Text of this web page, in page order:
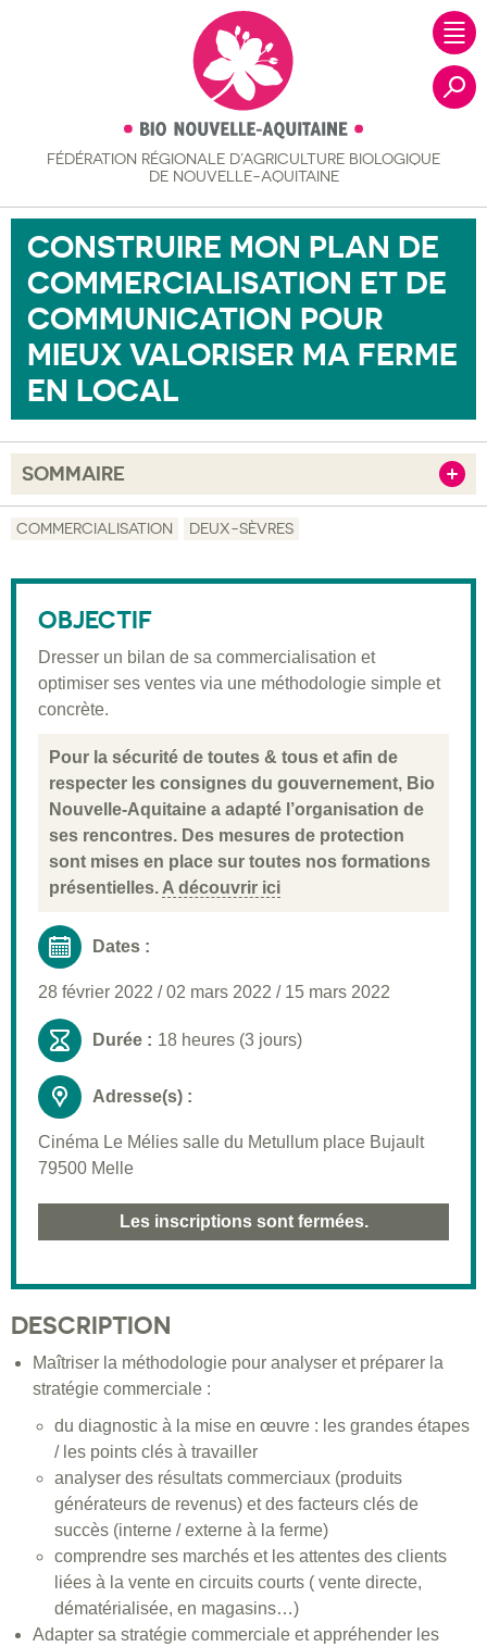
FÉDÉRATION RÉGIONALE D’AGRICULTURE BIOLOGIQUE
DE NOUVELLE-AQUITAINE
CONSTRUIRE MON PLAN DE
COMMERCIALISATION ET DE
COMMUNICATION POUR
MIEUX VALORISER MA FERME
EN LOCAL
SOMMAIRE
Validation
Informations pratiques
COMMERCIALISATION DEUX-SÈVRES
OBJECTIF
Dresser un bilan de sa commercialisation et
optimiser ses ventes via une méthodologie simple et
concrète.
Pour la sécurité de toutes & tous et afin de
respecter les consignes du gouvernement, Bio
Nouvelle-Aquitaine a adapté l’organisation de
ses rencontres. Des mesures de protection
sont mises en place sur toutes nos formations
présentielles. A découvrir ici
Dates :
28 février 2022 /02 mars 2022 / 15 mars 2022
Durée : 18 heures (3 jours)
Adresse(s) :
Cinéma Le Mélies salle du Metullum place Bujault
79500 Melle
Les inscriptions sont fermées.
DESCRIPTION
Maîtriser la méthodologie pour analyser et préparer la
stratégie commerciale :
du diagnostic à la mise en œuvre : les grandes étapes
/ les points clés à travailler
analyser des résultats commerciaux (produits
générateurs de revenus) et des facteurs clés de
succès (interne / externe à la ferme)
comprendre ses marchés et les attentes des clients
liées à la vente en circuits courts ( vente directe,
dématérialisée, en magasins…)
Adapter sa stratégie commerciale et appréhender les